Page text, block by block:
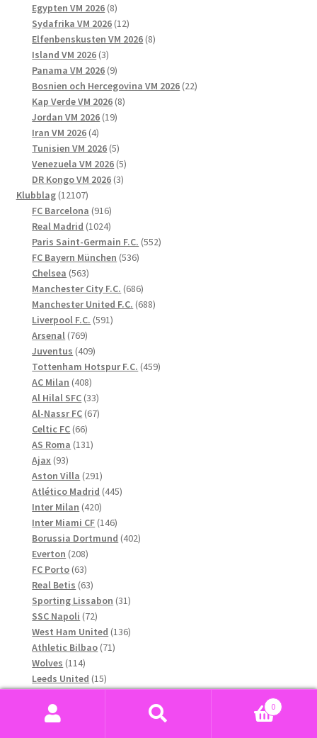
produkter
Egypten VM 2026 88
produkter
Sydafrika VM 2026 1212
produkter
Elfenbenskusten VM 2026 88
Island VM 2026 33
produkter
Panama VM 2026 99
produkter
Bosnien och Hercegovina VM 2026 2222
Kap Verde VM 2026 88
Jordan VM 2026 1919
Iran VM 2026 44
produkter
Tunisien VM 2026 55
produkter
Venezuela VM 2026 55
DR Kongo VM 2026 33
Klubblag 1210712107
produkter
FC Barcelona 916916
produkter
Real Madrid 10241024
produkter
Paris Saint-Germain F.C. 552552
FC Bayern München 536536
Chelsea 563563
produkter
Manchester City F.C. 686686
produkter
Manchester United F.C. 688688
Liverpool F.C. 591591
Arsenal 769769
produkter
Juventus 409409
produkter
Tottenham Hotspur F.C. 459459
AC Milan 408408
produkter
Al Hilal SFC 3333
produkter
Al-Nassr FC 6767
Celtic FC 6666
produkter
AS Roma 131131
Ajax 9393
produkter
Aston Villa 291291
produkter
Atlético Madrid 445445
Inter Milan 420420
produkter
Inter Miami CF 146146
produkter
Borussia Dortmund 402402
Everton 208208
produkter
FC Porto 6363
produkter
Real Betis 6363
produkter
Sporting Lissabon 3131
SSC Napoli 7272
produkter
West Ham United 136136
Athletic Bilbao 7171
Wolves 114114
produkter
Leeds United 1515
produkter
23
LA Galaxy
Leicester City
0